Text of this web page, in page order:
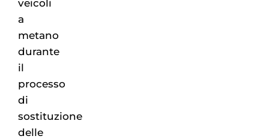
veicoli
a
metano
durante
il
processo
di
sostituzione
delle